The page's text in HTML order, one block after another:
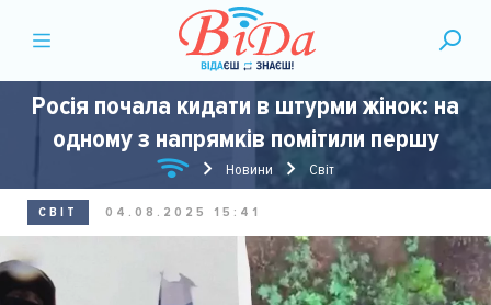
Росія почала кидати в штурми жінок: на
одному з напрямків помітили першу
Новини Світ
СВІТ 04.08.2025 15:41